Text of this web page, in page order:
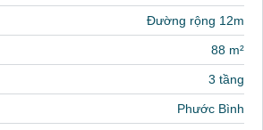
Đường rộng 12m
88 m²
3 tầng
Phước Bình